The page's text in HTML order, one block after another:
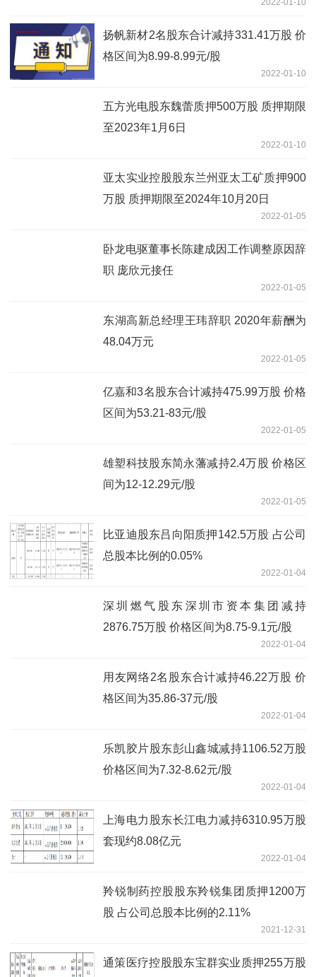
2022-01-10
扬帆新材2名股东合计减持331.41万股 价
格区间为8.99-8.99元/股
2022-01-10
五方光电股东魏蕾质押500万股 质押期限
至2023年1月6日
2022-01-10
亚太实业控股股东兰州亚太工矿质押900
万股 质押期限至2024年10月20日
2022-01-05
卧龙电驱董事长陈建成因工作调整原因辞
职 庞欣元接任
2022-01-05
东湖高新总经理王玮辞职 2020年薪酬为
48.04万元
2022-01-05
亿嘉和3名股东合计减持475.99万股 价格
区间为53.21-83元/股
2022-01-05
雄塑科技股东简永藩减持2.4万股 价格区
间为12-12.29元/股
2022-01-05
比亚迪股东吕向阳质押142.5万股 占公司
总股本比例的0.05%
2022-01-04
深圳燃气股东深圳市资本集团减持
2876.75万股 价格区间为8.75-9.1元/股
2022-01-04
用友网络2名股东合计减持46.22万股 价
格区间为35.86-37元/股
2022-01-04
乐凯胶片股东彭山鑫城减持1106.52万股
价格区间为7.32-8.62元/股
2022-01-04
上海电力股东长江电力减持6310.95万股
套现约8.08亿元
2022-01-04
羚锐制药控股股东羚锐集团质押1200万
股 占公司总股本比例的2.11%
2021-12-31
通策医疗控股股东宝群实业质押255万股